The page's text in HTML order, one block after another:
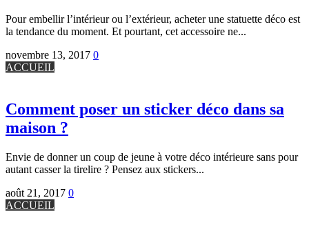
Pour embellir l’intérieur ou l’extérieur, acheter une statuette déco est
la tendance du moment. Et pourtant, cet accessoire ne...
novembre 13, 2017 0
ACCUEIL
Comment poser un sticker déco dans sa
maison ?
Envie de donner un coup de jeune à votre déco intérieure sans pour
autant casser la tirelire ? Pensez aux stickers...
août 21, 2017 0
ACCUEIL